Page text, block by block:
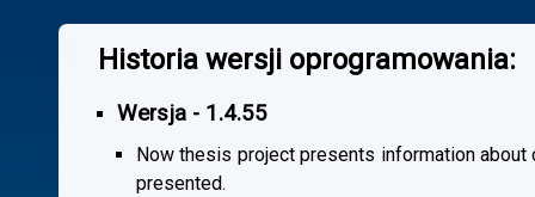
Historia wersji oprogramowania:
Wersja - 1.4.55
Now thesis project presents information
presented.